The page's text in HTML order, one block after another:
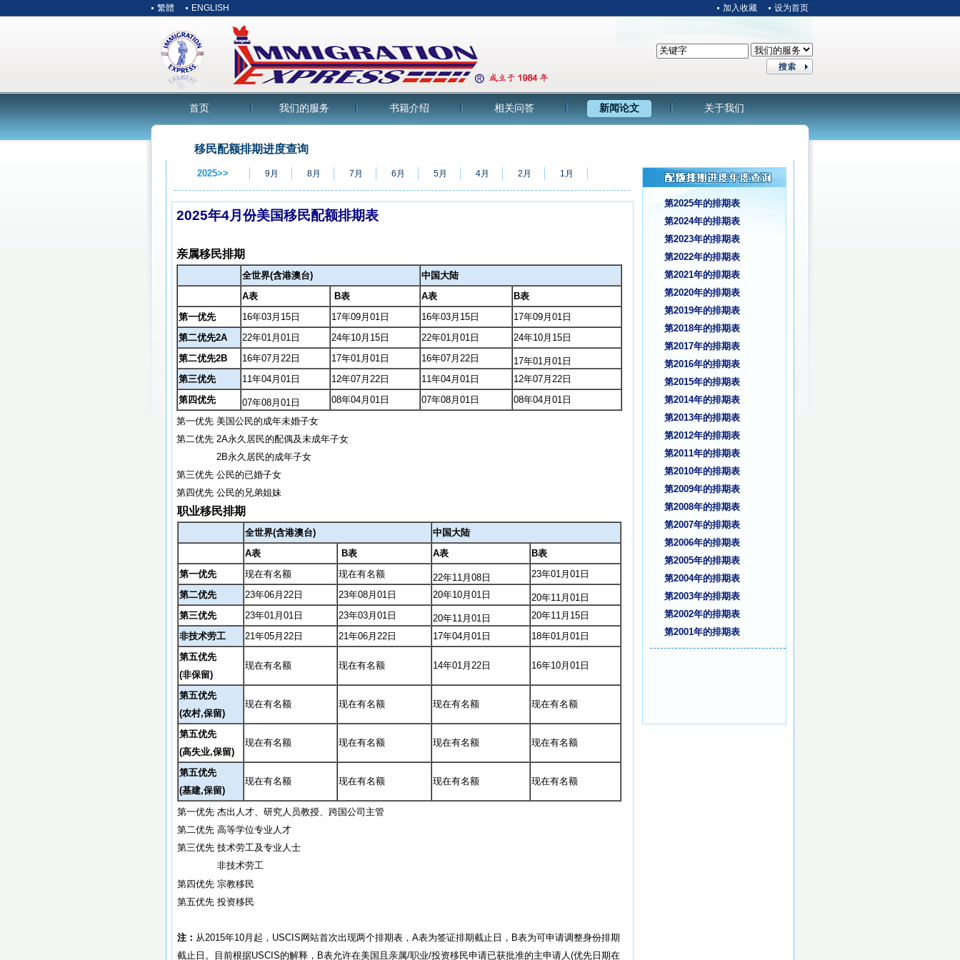
繁體 ENGLISH 加入收藏 设为首页
首页 我们的服务 书籍介绍 相关问答 新闻论文 关于我们
移民配额排期进度查询
2025>> 9月 8月 7月 6月 5月 4月 2月 1月
2025年4月份美国移民配额排期表
亲属移民排期
全世界(含港澳台)
中国大陆
A表
B表 A表
B表
第一优先
16年03月15日 17年09月01日 16年03月15日
17年09月01日
第二优先2A
22年01月01日 24年10月15日 22年01月01日
24年10月15日
第二优先2B
16年07月22日 17年01月01日 16年07月22日
17年01月01日
第三优先
11年04月01日 12年07月22日 11年04月01日
12年07月22日
第四优先
07年08月01日 08年04月01日 07年08月01日
08年04月01日
第一优先 美国公民的成年未婚子女
第二优先 2A永久居民的配偶及未成年子女
2B永久居民的成年子女
第三优先 公民的已婚子女
第四优先 公民的兄弟姐妹
职业移民排期
全世界(含港澳台)
中国大陆
A表
B表 A表
B表
第一优先
现在有名额 现在有名额 22年11月08日
23年01月01日
第二优先
23年06月22日 23年08月01日 20年10月01日
20年11月01日
第三优先
23年01月01日 23年03月01日 20年11月01日
20年11月15日
非技术劳工
21年05月22日 21年06月22日 17年04月01日
18年01月01日
第五优先
(非保留)
现在有名额 现在有名额 14年01月22日 16年10月01日
第五优先
(农村,保留)
现在有名额 现在有名额 现在有名额 现在有名额
第五优先
(高失业,保留)
现在有名额 现在有名额 现在有名额 现在有名额
第五优先
(基建,保留)
现在有名额 现在有名额 现在有名额 现在有名额
第一优先 杰出人才、研究人员教授、跨国公司主管
第二优先 高等学位专业人才
第三优先 技术劳工及专业人士
非技术劳工
第四优先 宗教移民
第五优先 投资移民
注： 从2015年10月起，USCIS网站首次出现两个排期表，A表为签证排期截止日，B表为可申请调整身份排期
截止日。目前根据USCIS的解释，B表允许在美国且亲属/职业/投资移民申请已获批准的主申请人(优先日期在
第2025年的排期表
第2024年的排期表
第2023年的排期表
第2022年的排期表
第2021年的排期表
第2020年的排期表
第2019年的排期表
第2018年的排期表
第2017年的排期表
第2016年的排期表
第2015年的排期表
第2014年的排期表
第2013年的排期表
第2012年的排期表
第2011年的排期表
第2010年的排期表
第2009年的排期表
第2008年的排期表
第2007年的排期表
第2006年的排期表
第2005年的排期表
第2004年的排期表
第2003年的排期表
第2002年的排期表
第2001年的排期表